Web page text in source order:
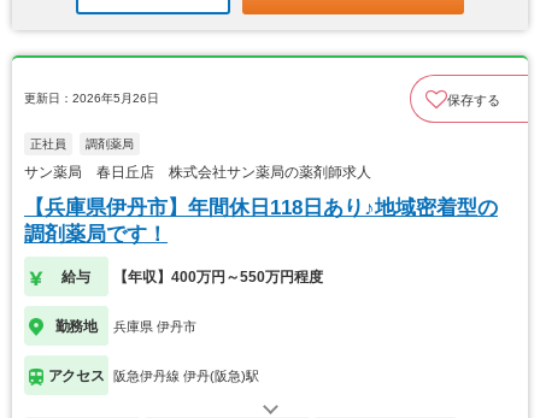
更新日：2026年5月26日 保存する
正社員 調剤薬局
サン薬局 春日丘店 株式会社サン薬局の薬剤師求人
【兵庫県伊丹市】年間休日118日あり♪地域密着型の
調剤薬局です！
給与 【年収】400万円～550万円程度
勤務地 兵庫県 伊丹市
アクセス 阪急伊丹線 伊丹(阪急)駅